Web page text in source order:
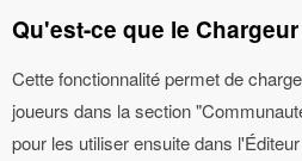
Qu'est-ce que le
Cette fonctionnalité permet de
joueurs dans la section
pour les utiliser ensuite dans